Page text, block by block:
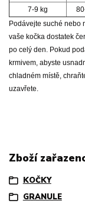
7-9 kg
Podávejte suché nebo
vaše kočka dostatek
po celý den. Pokud
krmivem, abyste
chladném místě,
uzavřete.
Zboží
KOČKY
GRANULE